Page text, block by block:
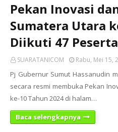
Pekan Inovasi
Sumatera Utara
Diikuti 47 Peserta
SUARATANICOM Rabu, Mei 15,
Pj Gubernur Sumut Hassanudin
secara resmi membuka Pekan
ke-10 Tahun 2024 di halam…
Baca selengkapnya